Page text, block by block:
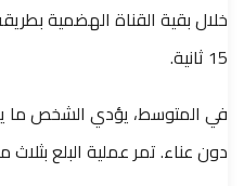
15 ثانية.
دون عناء. تمر عملية البلع بثلاث